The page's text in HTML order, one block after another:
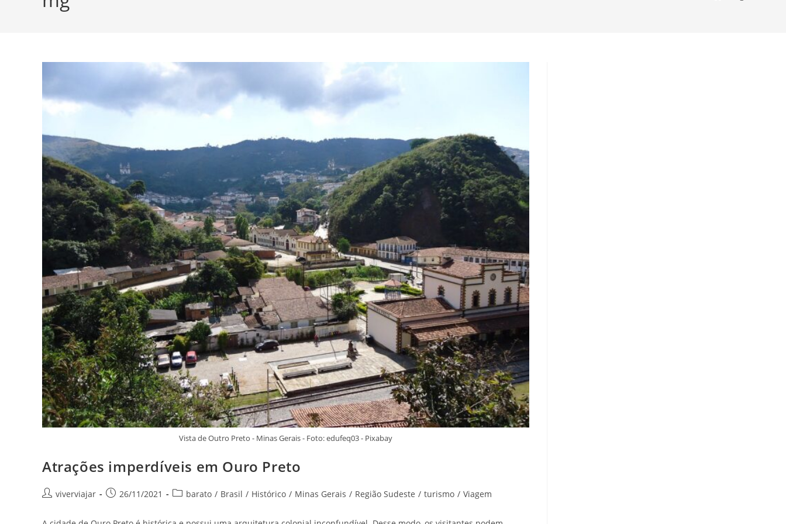
Vista de Outro Preto - Minas Gerais - Foto: edufeq03 - Pixabay
Atrações imperdíveis em Ouro Preto
Autor
post:
viverviajar
Post26/11/2021
Categoria
barato / Brasil / Histórico / Minas Gerais / Região Sudeste / turismo / Viagem